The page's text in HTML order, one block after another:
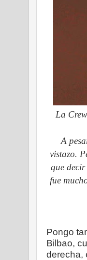
La
A
vistazo.
que
fue
Pongo
Bilbao,
derecha,